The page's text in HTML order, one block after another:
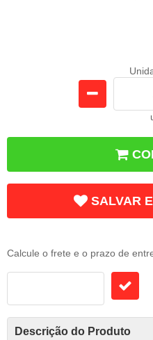
SALVAR
Calcule o frete e o prazo de
Descrição do Produto